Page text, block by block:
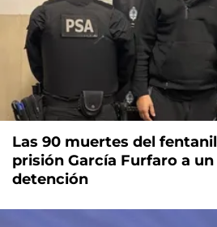
Las 90 muertes del
prisión García Furfaro a un
detención